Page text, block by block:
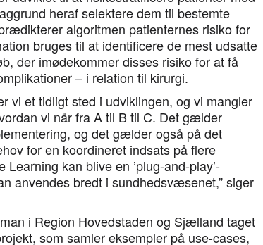
heraf selektere dem til bestemte
algoritmen patienternes risiko for
bruges til at identificere de mest udsatte
der imødekommer disses risiko for at få
– i relation til kirurgi.
vi et tidligt sted i udviklingen, og vi mangler
vi når fra A til B til C. Det gælder
og det gælder også på det
for en koordineret indsats på flere
kan blive en ’plug-and-play’-
anvendes bredt i sundhedsvæsenet,” siger
i Region Hovedstaden og Sjælland taget
som samler eksempler på use-cases,